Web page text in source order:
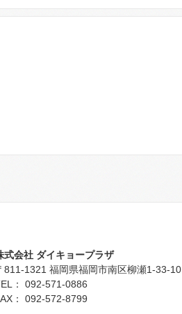
式会社 ダイキョープラザ
811-1321 福岡県福岡市南区柳瀬1-33-10
： 092-571-0886
： 092-572-8799